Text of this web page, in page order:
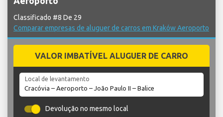
Classificado #8 De 29
Comparar empresas de aluguer de carros em Kraków Aeroporto
VALOR IMBATÍVEL ALUGUER DE CARRO
Local de levantamento
Devolução no mesmo local